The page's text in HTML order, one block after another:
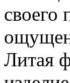
своего
Литая